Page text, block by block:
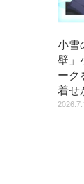
小雪
壁」
ーク
着せ